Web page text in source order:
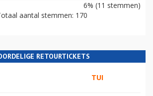
6% (11 stemmen)
aantal stemmen: 170
RETOURTICKETS
TUI